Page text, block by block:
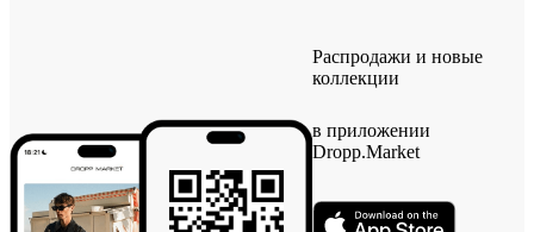
Распродажи и новые
коллекции
в приложении
Dropp.Market